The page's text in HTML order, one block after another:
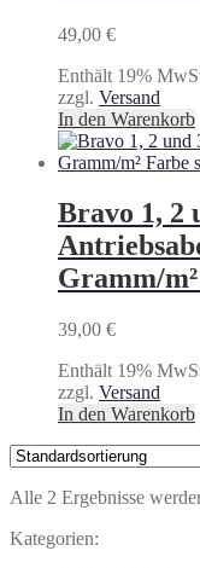
49,00 €
Enthält 19%
zzgl. Versand
In den Warenkorb
Bravo 1, 2
Gramm/
39,00 €
Enthält 19%
zzgl. Versand
In den Warenkorb
Alle 2 Ergebnisse
Kategorien: